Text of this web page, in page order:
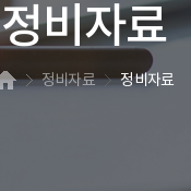
정비자료
정비자료 정비자료